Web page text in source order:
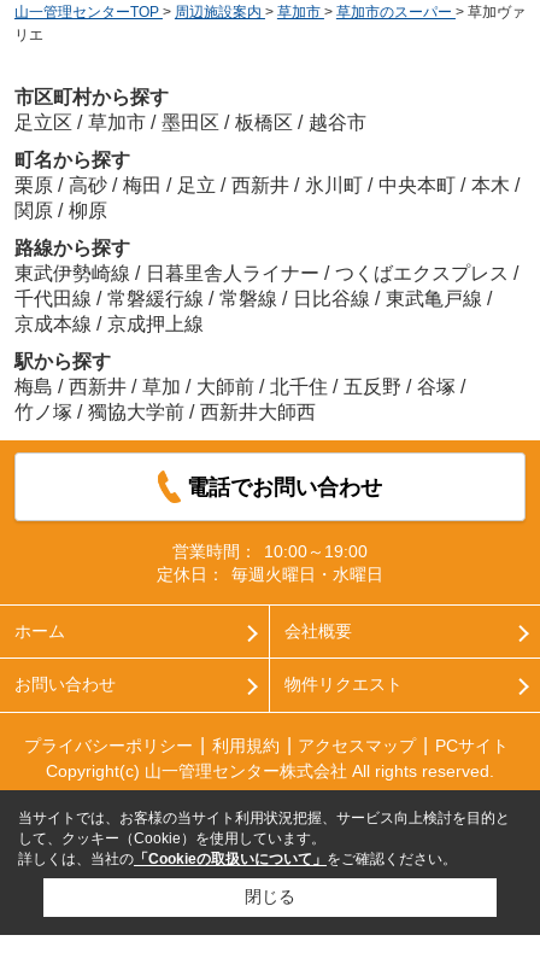
山一管理センターTOP > 周辺施設案内 > 草加市 > 草加市のスーパー > 草加ヴァ
リエ
市区町村から探す
足立区 / 草加市 / 墨田区 / 板橋区 / 越谷市
町名から探す
栗原 / 高砂 / 梅田 / 足立 / 西新井 / 氷川町 / 中央本町 / 本木 /
関原 / 柳原
路線から探す
東武伊勢崎線 / 日暮里舎人ライナー / つくばエクスプレス /
千代田線 / 常磐緩行線 / 常磐線 / 日比谷線 / 東武亀戸線 /
京成本線 / 京成押上線
駅から探す
梅島 / 西新井 / 草加 / 大師前 / 北千住 / 五反野 / 谷塚 /
竹ノ塚 / 獨協大学前 / 西新井大師西
電話でお問い合わせ
営業時間：
10:00～19:00
定休日：
毎週火曜日・水曜日
ホーム 会社概要
お問い合わせ 物件リクエスト
プライバシーポリシー 利用規約 アクセスマップ
PCサイト
Copyright(c) 山一管理センター株式会社 All rights reserved.
当サイトでは、お客様の当サイト利用状況把握、サービス向上検討を目的と
して、クッキー（Cookie）を使用しています。
詳しくは、当社の 「Cookieの取扱いについて」 をご確認ください。
閉じる